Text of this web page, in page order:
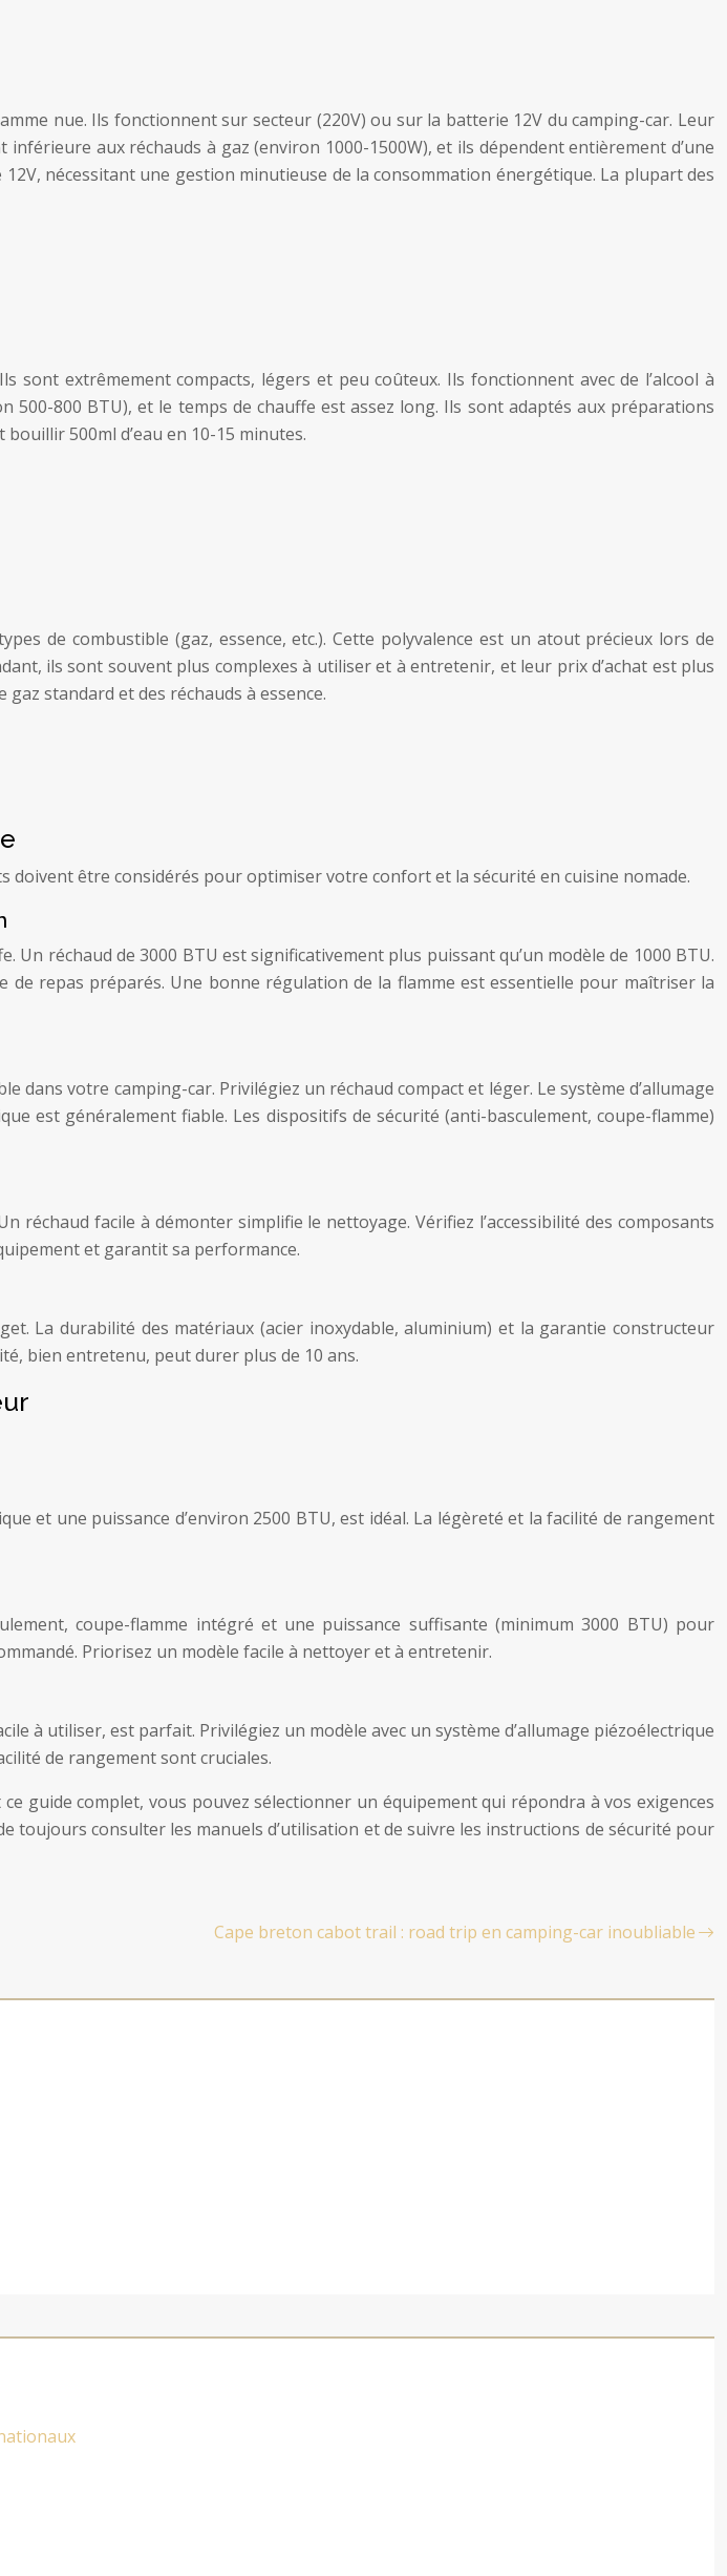
nue. Ils fonctionnent sur secteur (220V) ou sur la batterie 12V du camping-car. Leur
aux réchauds à gaz (environ 1000-1500W), et ils dépendent entièrement d’une
nécessitant une gestion minutieuse de la consommation énergétique. La plupart des
extrêmement compacts, légers et peu coûteux. Ils fonctionnent avec de l’alcool à
800 BTU), et le temps de chauffe est assez long. Ils sont adaptés aux préparations
500ml d’eau en 10-15 minutes.
de combustible (gaz, essence, etc.). Cette polyvalence est un atout précieux lors de
ils sont souvent plus complexes à utiliser et à entretenir, et leur prix d’achat est plus
standard et des réchauds à essence.
être considérés pour optimiser votre confort et la sécurité en cuisine nomade.
réchaud de 3000 BTU est significativement plus puissant qu’un modèle de 1000 BTU.
repas préparés. Une bonne régulation de la flamme est essentielle pour maîtriser la
dans votre camping-car. Privilégiez un réchaud compact et léger. Le système d’allumage
est généralement fiable. Les dispositifs de sécurité (anti-basculement, coupe-flamme)
réchaud facile à démonter simplifie le nettoyage. Vérifiez l’accessibilité des composants
et garantit sa performance.
La durabilité des matériaux (acier inoxydable, aluminium) et la garantie constructeur
bien entretenu, peut durer plus de 10 ans.
et une puissance d’environ 2500 BTU, est idéal. La légèreté et la facilité de rangement
coupe-flamme intégré et une puissance suffisante (minimum 3000 BTU) pour
Priorisez un modèle facile à nettoyer et à entretenir.
à utiliser, est parfait. Privilégiez un modèle avec un système d’allumage piézoélectrique
de rangement sont cruciales.
guide complet, vous pouvez sélectionner un équipement qui répondra à vos exigences
toujours consulter les manuels d’utilisation et de suivre les instructions de sécurité pour
Cape breton cabot trail : road trip en camping-car inoubliable